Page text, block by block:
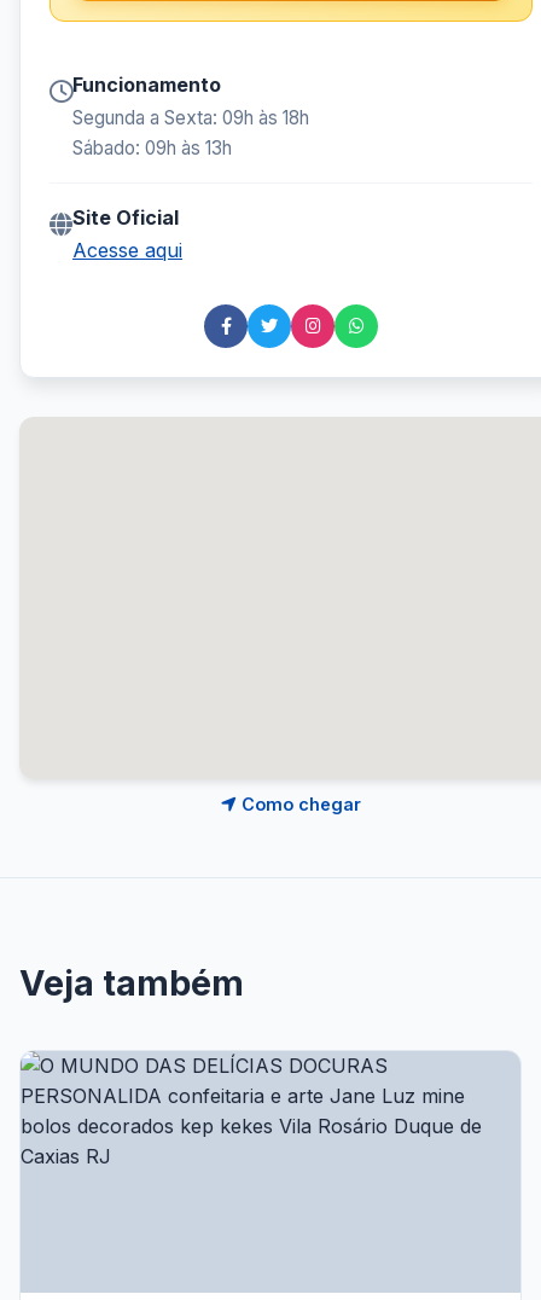
Funcionamento
Segunda a Sexta: 09h às 18h
Sábado: 09h às 13h
Site Oficial
Acesse aqui
Como chegar
Veja também